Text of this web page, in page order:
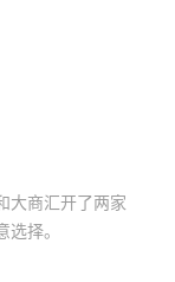
大商汇开了两家
择。